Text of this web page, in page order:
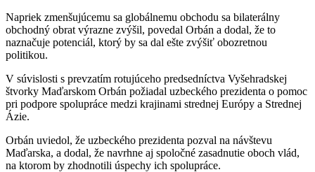
Napriek zmenšujúcemu sa globálnemu obchodu sa bilaterálny
obchodný obrat výrazne zvýšil, povedal Orbán a dodal, že to
naznačuje potenciál, ktorý by sa dal ešte zvýšiť obozretnou
politikou.
V súvislosti s prevzatím rotujúceho predsedníctva Vyšehradskej
štvorky Maďarskom Orbán požiadal uzbeckého prezidenta o pomoc
pri podpore spolupráce medzi krajinami strednej Európy a Strednej
Ázie.
Orbán uviedol, že uzbeckého prezidenta pozval na návštevu
Maďarska, a dodal, že navrhne aj spoločné zasadnutie oboch vlád,
na ktorom by zhodnotili úspechy ich spolupráce.